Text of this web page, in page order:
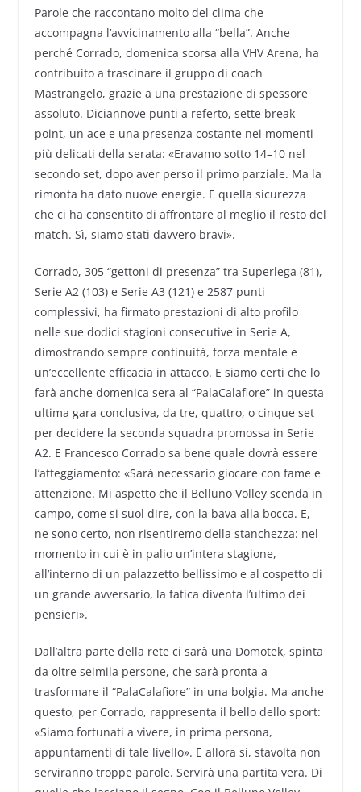
Parole che raccontano molto del clima che
accompagna l’avvicinamento alla “bella”. Anche
perché Corrado, domenica scorsa alla VHV Arena, ha
contribuito a trascinare il gruppo di coach
Mastrangelo, grazie a una prestazione di spessore
assoluto. Diciannove punti a referto, sette break
point, un ace e una presenza costante nei momenti
più delicati della serata: «Eravamo sotto 14–10 nel
secondo set, dopo aver perso il primo parziale. Ma la
rimonta ha dato nuove energie. E quella sicurezza
che ci ha consentito di affrontare al meglio il resto del
match. Sì, siamo stati davvero bravi».
Corrado, 305 “gettoni di presenza” tra Superlega (81),
Serie A2 (103) e Serie A3 (121) e 2587 punti
complessivi, ha firmato prestazioni di alto profilo
nelle sue dodici stagioni consecutive in Serie A,
dimostrando sempre continuità, forza mentale e
un’eccellente efficacia in attacco. E siamo certi che lo
farà anche domenica sera al “PalaCalafiore” in questa
ultima gara conclusiva, da tre, quattro, o cinque set
per decidere la seconda squadra promossa in Serie
A2. E Francesco Corrado sa bene quale dovrà essere
l’atteggiamento: «Sarà necessario giocare con fame e
attenzione. Mi aspetto che il Belluno Volley scenda in
campo, come si suol dire, con la bava alla bocca. E,
ne sono certo, non risentiremo della stanchezza: nel
momento in cui è in palio un’intera stagione,
all’interno di un palazzetto bellissimo e al cospetto di
un grande avversario, la fatica diventa l’ultimo dei
pensieri».
Dall’altra parte della rete ci sarà una Domotek, spinta
da oltre seimila persone, che sarà pronta a
trasformare il “PalaCalafiore” in una bolgia. Ma anche
questo, per Corrado, rappresenta il bello dello sport:
«Siamo fortunati a vivere, in prima persona,
appuntamenti di tale livello». E allora sì, stavolta non
serviranno troppe parole. Servirà una partita vera. Di